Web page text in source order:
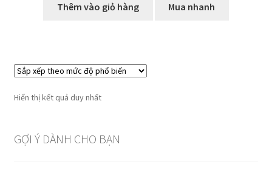
Thêm vào giỏ hàng Mua nhanh
Hiển thị kết quả duy nhất
GỢI Ý DÀNH CHO BẠN